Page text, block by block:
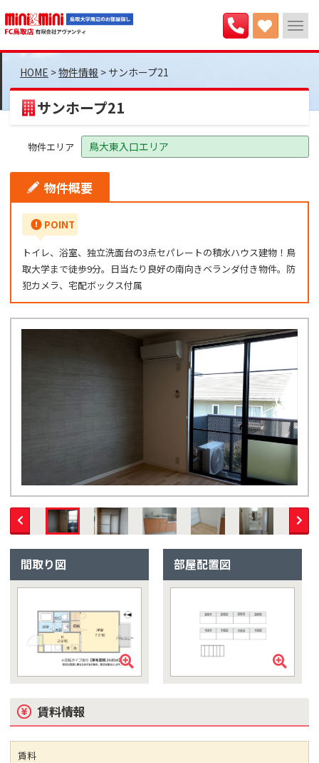
>物件情報 > サンホープ21
サンホープ21
物件エリア 鳥大東入口エリア
物件概要
POINT
トイレ、浴室、独立洗面台の3点セパレートの積水ハウス建物！鳥
取大学まで徒歩9分。日当たり良好の南向きベランダ付き物件。防
犯カメラ、宅配ボックス付属
間取り図 部屋配置図
賃料情報
賃料